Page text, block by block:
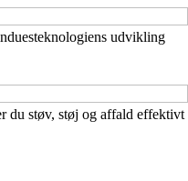
udvikling
du støv, støj og affald effektivt